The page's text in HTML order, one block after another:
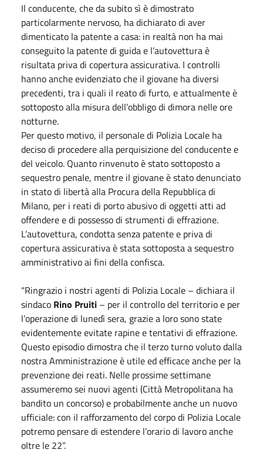
Il conducente, che da subito sì è dimostrato
particolarmente nervoso, ha dichiarato di aver
dimenticato la patente a casa: in realtà non ha mai
conseguito la patente di guida e l’autovettura è
risultata priva di copertura assicurativa. I controlli
hanno anche evidenziato che il giovane ha diversi
precedenti, tra i quali il reato di furto, e attualmente è
sottoposto alla misura dell’obbligo di dimora nelle ore
notturne.
Per questo motivo, il personale di Polizia Locale ha
deciso di procedere alla perquisizione del conducente e
del veicolo. Quanto rinvenuto è stato sottoposto a
sequestro penale, mentre il giovane è stato denunciato
in stato di libertà alla Procura della Repubblica di
Milano, per i reati di porto abusivo di oggetti atti ad
offendere e di possesso di strumenti di effrazione.
L’autovettura, condotta senza patente e priva di
copertura assicurativa è stata sottoposta a sequestro
amministrativo ai fini della confisca.
“Ringrazio i nostri agenti di Polizia Locale – dichiara il
sindaco Rino Pruiti – per il controllo del territorio e per
l’operazione di lunedì sera, grazie a loro sono state
evidentemente evitate rapine e tentativi di effrazione.
Questo episodio dimostra che il terzo turno voluto dalla
nostra Amministrazione è utile ed efficace anche per la
prevenzione dei reati. Nelle prossime settimane
assumeremo sei nuovi agenti (Città Metropolitana ha
bandito un concorso) e probabilmente anche un nuovo
ufficiale: con il rafforzamento del corpo di Polizia Locale
potremo pensare di estendere l’orario di lavoro anche
oltre le 22”.